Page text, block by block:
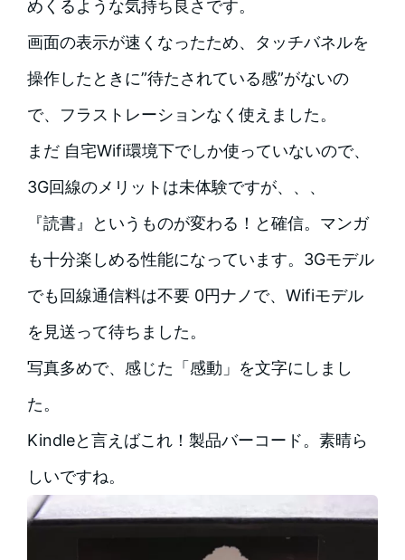
めくるような気持ち良さです。
画面の表示が速くなったため、タッチバネルを
操作したときに”待たされている感”がないの
で、フラストレーションなく使えました。
まだ 自宅Wifi環境下でしか使っていないので、
3G回線のメリットは未体験ですが、、、
『読書』というものが変わる！と確信。マンガ
も十分楽しめる性能になっています。3Gモデル
でも回線通信料は不要 0円ナノで、Wifiモデル
を見送って待ちました。
写真多めで、感じた「感動」を文字にしまし
た。
Kindleと言えばこれ！製品バーコード。素晴ら
しいですね。